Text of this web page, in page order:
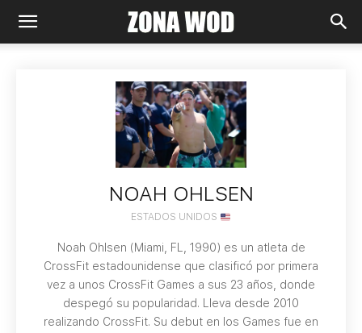
NOAH OHLSEN
ESTADOS UNIDOS
Noah Ohlsen (Miami, FL, 1990) es un atleta de
CrossFit estadounidense que clasificó por primera
vez a unos CrossFit Games a sus 23 años, donde
despegó su popularidad. Lleva desde 2010
realizando CrossFit. Su debut en los Games fue en